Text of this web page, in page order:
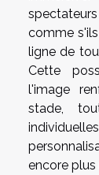
comme
ligne de
Cette
l'image
stade,
encore